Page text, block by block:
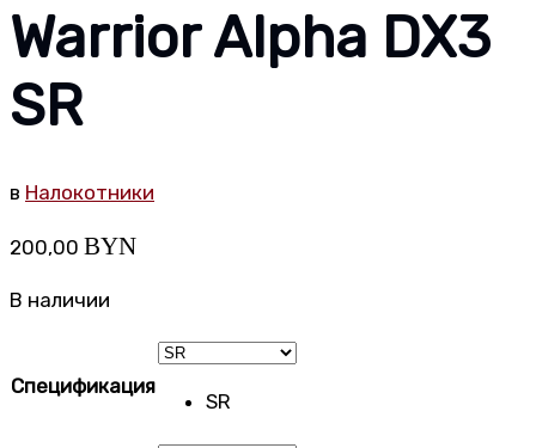
Warrior Alpha DX3
SR
в Налокотники
200,00 BYN
В наличии
Спецификация
SR